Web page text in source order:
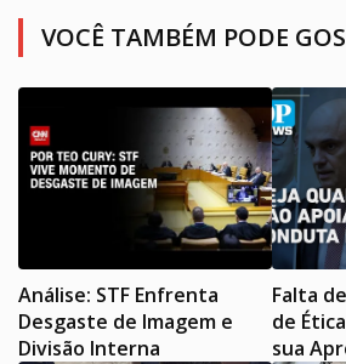
VOCÊ TAMBÉM PODE
Análise: STF Enfrenta
Desgaste de Imagem e
Divisão Interna
Falta
de
sua